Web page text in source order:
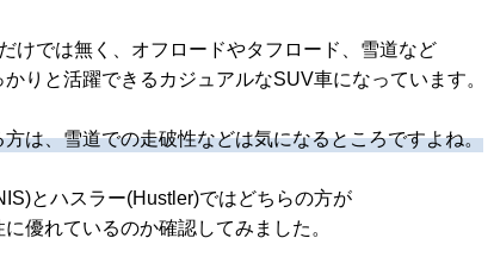
けでは無く、オフロードやタフロード、雪道など
りと活躍できるカジュアルなSUV車になっています。
は、雪道での走破性などは気になるところですよね。
とハスラー(Hustler)ではどちらの方が
優れているのか確認してみました。